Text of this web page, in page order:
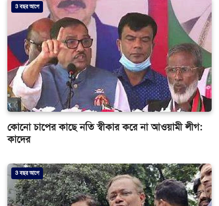
3 বছর আগে
কোনো চাপের কাছে নতি স্বীকার করে না আওয়ামী লীগ:
কাদের
3 বছর আগে